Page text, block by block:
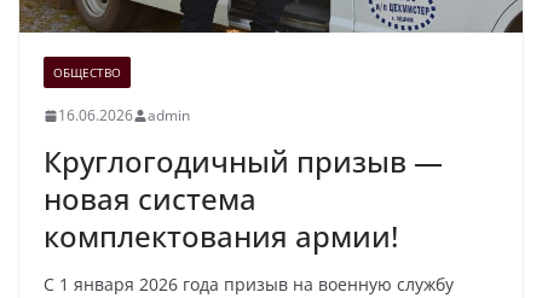
ОБЩЕСТВО
16.06.2026 admin
Круглогодичный призыв —
новая система
комплектования армии!
С 1 января 2026 года призыв на военную службу